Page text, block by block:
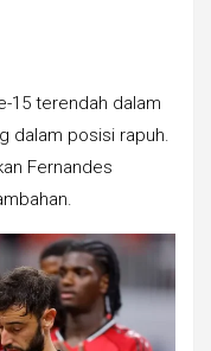
15 terendah dalam
dalam posisi rapuh.
Fernandes